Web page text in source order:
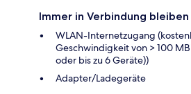
Immer in Verbindung bleiben
WLAN-Internetzugang
Geschwindigkeit von > 100
oder bis zu 6 Geräte))
Adapter/Ladegeräte